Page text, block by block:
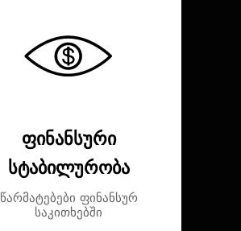
ფინანსური
სტაბილურობა
წარმატებები ფინანსურ
საკითხებში